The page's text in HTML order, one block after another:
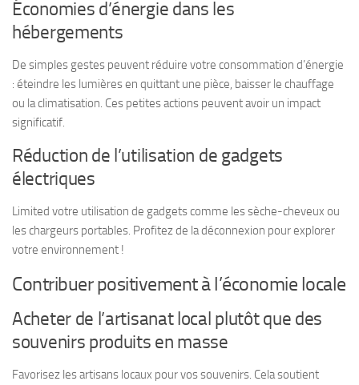
Économies d’énergie dans les
hébergements
De simples gestes peuvent réduire votre consommation d’énergie
: éteindre les lumières en quittant une pièce, baisser le chauffage
ou la climatisation. Ces petites actions peuvent avoir un impact
significatif.
Réduction de l’utilisation de gadgets
électriques
Limited votre utilisation de gadgets comme les sèche-cheveux ou
les chargeurs portables. Profitez de la déconnexion pour explorer
votre environnement !
Contribuer positivement à l’économie locale
Acheter de l’artisanat local plutôt que des
souvenirs produits en masse
Favorisez les artisans locaux pour vos souvenirs. Cela soutient